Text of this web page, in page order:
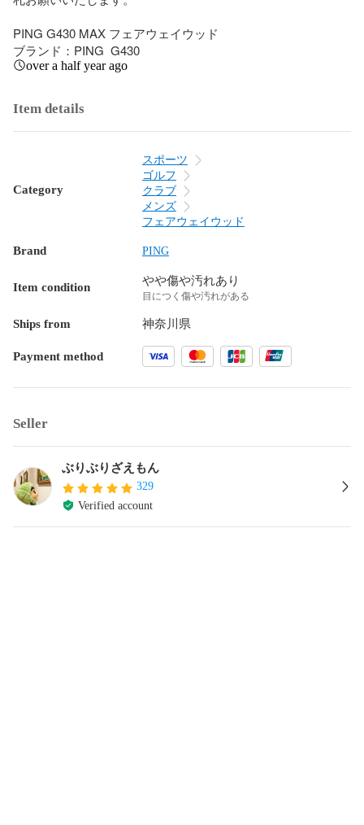
PING G430 MAX フェアウェイウッド
ブランド：PING  G430
over a half year ago
Item details
Category
スポーツ
ゴルフ
クラブ
メンズ
フェアウェイウッド
Brand PING
Item condition やや傷や汚れあり
目につく傷や汚れがある
Ships from 神奈川県
Payment method
Seller
ぶりぶりざえもん
329
Verified account